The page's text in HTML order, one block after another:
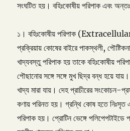
সংঘটিত হয়। বহিঃকোষীয় পরিপাক এবং
১। বহিঃকোষীয় পরিপাক
প্রক্রিয়ায় কোষের বাইরে পাকস্থলী,
খাদ্যবস্তু পরিপাক হয় তাকে বহিঃকোষীয়
পৌছানোর সঙ্গে সঙ্গে মুখ ছিদ্র বন্ধ হয়ে
খাদ্য মারা যায়। দেহ প্রাচীরের সংকোচন-
কণায় পরিনত হয়। গ্রন্থি কোষ হতে নিঃসৃত
পরিপাক হয়। প্রোটিন ভেঙ্গে পলিপেপটাইডে